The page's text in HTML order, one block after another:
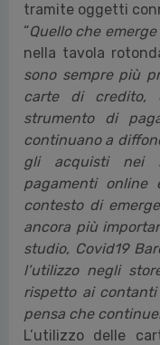
tramite oggetti
“Quello che emerge
nella tavola
sono sempre più
carte di credito,
strumento di
continuano a
gli acquisti nei
pagamenti online
contesto di
ancora più
studio, Covid19
l’utilizzo negli
rispetto ai
pensa che
L’utilizzo delle